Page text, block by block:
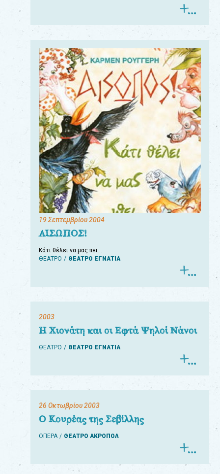
19 Σεπτεμβρίου 2004
ΑΙΣΩΠΟΣ!
Κάτι θέλει να μας πει…
ΘΕΑΤΡΟ
ΘΕΑΤΡΟ ΕΓΝΑΤΙΑ
2003
Η Χιονάτη και οι Εφτά Ψηλοί Νάνοι
ΘΕΑΤΡΟ ΘΕΑΤΡΟ ΕΓΝΑΤΙΑ
26 Οκτωβρίου 2003
Ο Κουρέας της Σεβίλλης
ΟΠΕΡΑ ΘΕΑΤΡΟ ΑΚΡΟΠΟΛ